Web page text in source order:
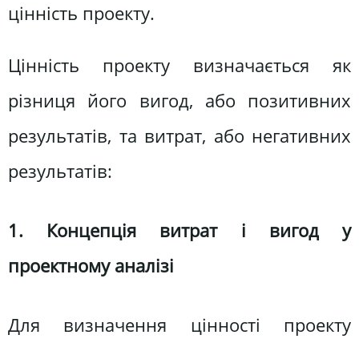
цінність проекту.
Цінність проекту визначається як
різниця його вигод, або позитивних
результатів, та витрат, або негативних
результатів:
1. Концепція витрат і вигод у
проектному аналізі
Для визначення цінності проекту